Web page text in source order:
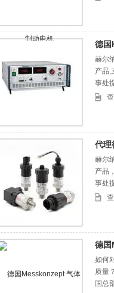
德国
赫尔
产品,
事处
代
赫尔
产品
事处
德
如何
质量
国总